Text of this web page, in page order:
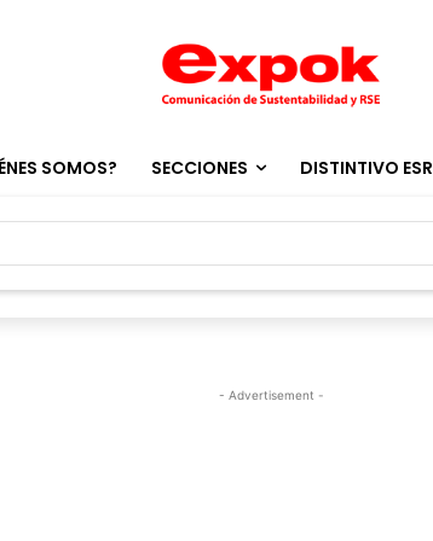
SOMOS? SECCIONES DISTINTIVO ESR
- Advertisement -